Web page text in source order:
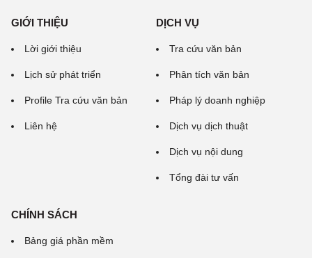
GIỚI THIỆU
Lời giới thiệu
Lịch sử phát triển
Profile Tra cứu văn bản
Liên hệ
DỊCH VỤ
Tra cứu văn bản
Phân tích văn bản
Pháp lý doanh nghiệp
Dịch vụ dịch thuật
Dịch vụ nội dung
Tổng đài tư vấn
CHÍNH SÁCH
Bảng giá phần mềm